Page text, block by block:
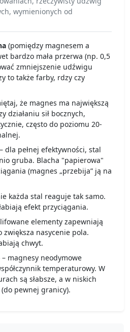
wymienionych od
(pomiędzy magnesem a
bardzo mała przerwa (np. 0,5
zmniejszenie udźwigu
to także farby, rdzy czy
że magnes ma największą
działaniu sił bocznych,
często do poziomu 20-
– dla pełnej efektywności, stal
gruba. Blacha "papierowa"
(magnes „przebija” ją na
każda stal reaguje tak samo.
efekt przyciągania.
elementy zapewniają
zwiększa nasycenie pola.
chwyt.
– magnesy neodymowe
temperaturowy. W
są słabsze, a w niskich
pewnej granicy).